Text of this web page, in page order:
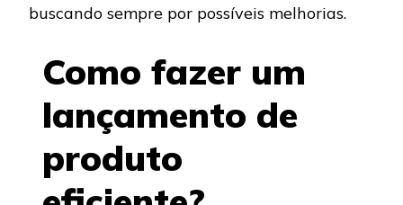
buscando sempre por possíveis melhorias.
Como fazer um
lançamento de
produto